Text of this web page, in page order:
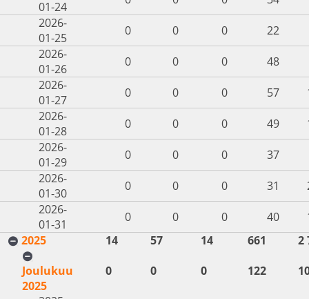
01-24
2026-
01-25
0 0 0
22
2026-
01-26
0 0 0
48
2026-
01-27
0 0 0 57
2026-
01-28
0 0 0 49
2026-
01-29
0 0 0
37
2026-
01-30
0 0 0 31
2026-
01-31
0 0 0 40
2025
14 57 14 661
2
Joulukuu
2025
0 0 0 122